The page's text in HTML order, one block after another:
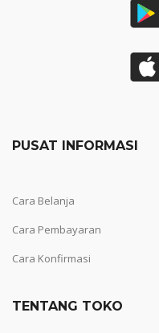
PUSAT INFORMASI
Cara Belanja
Cara Pembayaran
Cara Konfirmasi
TENTANG TOKO